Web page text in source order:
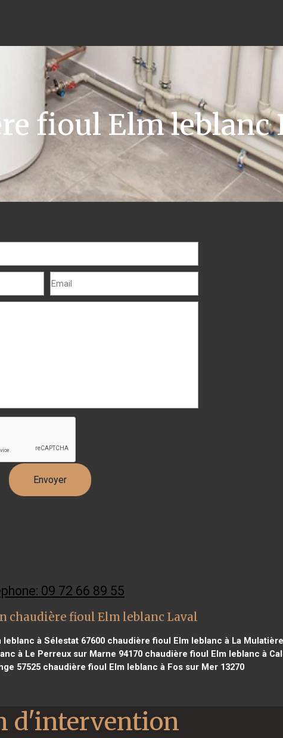
fioul Elm leblanc
09 72 66 89 55
chaudière fioul Elm leblanc Laval
à Sélestat 67600 chaudière fioul Elm leblanc à La
à Le Perreux sur Marne 94170chaudière fioul Elm leblanc à
57525chaudière fioul Elm leblanc à Fos sur Mer 13270
d'intervention